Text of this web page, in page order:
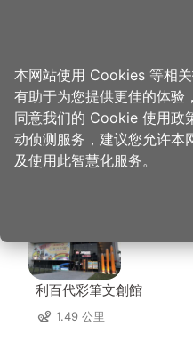
首页 > 想去的地方 > 住宿 > 中南
中南旅社
利百代彩筆文創館
1.49 公里
本网站使用 Cookies 等相
有助于为您提供更佳的体验
同意我们的 Cookie 使用政
动侦测服务，建议您允许本
及使用此智慧化服务。